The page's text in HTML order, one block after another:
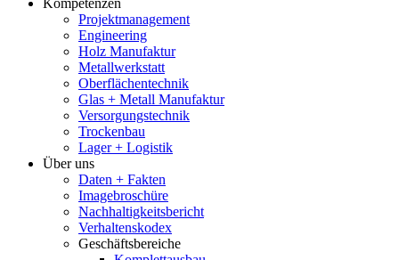
Projektmanagement
Engineering
Holz Manufaktur
Metallwerkstatt
Oberflächentechnik
Glas + Metall Manufaktur
Versorgungstechnik
Trockenbau
Lager + Logistik
Über uns
Daten + Fakten
Imagebroschüre
Nachhaltigkeitsbericht
Verhaltenskodex
Geschäftsbereiche